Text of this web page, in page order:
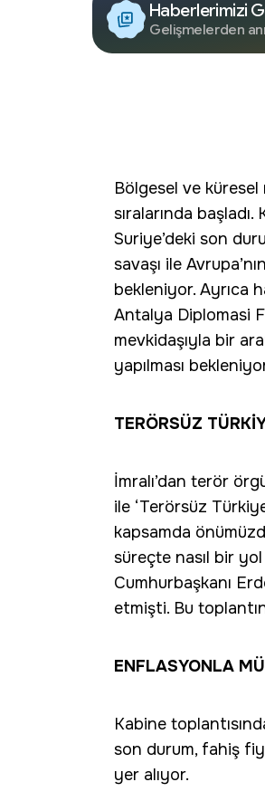
Haberlerimizi
Gelişmelerden
Bölgesel ve
sıralarında
Suriye’deki son
savaşı ile
bekleniyor. Ayrıca
Antalya Diplomasi
mevkidaşıyla bir
yapılması
TERÖRSÜZ
İmralı’dan terör
ile ‘Terörsüz
kapsamda
süreçte nasıl bir
Cumhurbaşkanı
etmişti. Bu
ENFLASYONLA
Kabine
son durum, fahiş
yer alıyor.